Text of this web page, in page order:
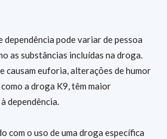
dependência pode variar de pessoa
as substâncias incluídas na droga.
causam euforia, alterações de humor
a droga K9, têm maior
dependência.
com o uso de uma droga específica